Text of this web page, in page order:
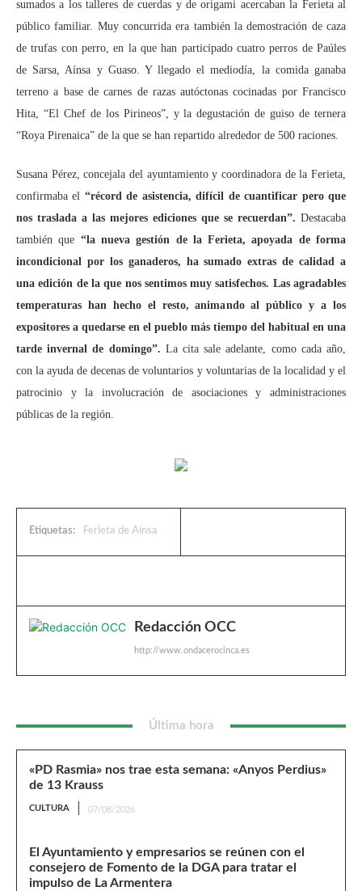
sumados a los talleres de cuerdas y de origami acercaban la Ferieta al
público familiar. Muy concurrida era también la demostración de caza
de trufas con perro, en la que han participado cuatro perros de Paúles
de Sarsa, Aínsa y Guaso. Y llegado el mediodía, la comida ganaba
terreno a base de carnes de razas autóctonas cocinadas por Francisco
Hita, “El Chef de los Pirineos”, y la degustación de guiso de ternera
“Roya Pirenaica” de la que se han repartido alrededor de 500 raciones.
Susana Pérez, concejala del ayuntamiento y coordinadora de la Ferieta,
confirmaba el “récord de asistencia, difícil de cuantificar pero que
nos traslada a las mejores ediciones que se recuerdan”. Destacaba
también que “la nueva gestión de la Ferieta, apoyada de forma
incondicional por los ganaderos, ha sumado extras de calidad a
una edición de la que nos sentimos muy satisfechos. Las agradables
temperaturas han hecho el resto, animando al público y a los
expositores a quedarse en el pueblo más tiempo del habitual en una
tarde invernal de domingo”. La cita sale adelante, como cada año,
con la ayuda de decenas de voluntarios y voluntarias de la localidad y el
patrocinio y la involucración de asociaciones y administraciones
públicas de la región.
Etiquetas: Ferieta de Aínsa
Redacción OCC
http://www.ondacerocinca.es
Última hora
«PD Rasmia» nos trae esta semana: «Anyos Perdius»
de 13 Krauss
CULTURA 07/08/2026
El Ayuntamiento y empresarios se reúnen con el
consejero de Fomento de la DGA para tratar el
impulso de La Armentera